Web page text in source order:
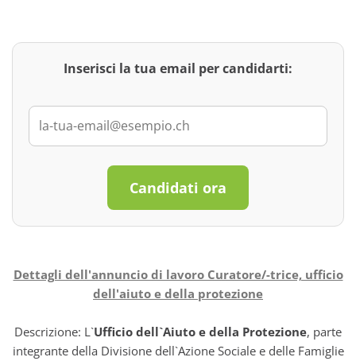
Inserisci la tua email per candidarti:
Candidati ora
Dettagli dell'annuncio di lavoro Curatore/-trice, ufficio
dell'aiuto e della protezione
Descrizione: L`Ufficio dell`Aiuto e della Protezione, parte
integrante della Divisione dell`Azione Sociale e delle Famiglie